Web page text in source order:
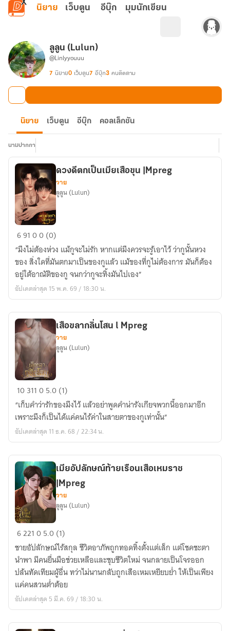
ข้ามไปยังเนื้อหาหลัก
นิยาย เว็บตูน อีบุ๊ก มุมนักเขียน
ลูลูน (Lulun)
@Linlyyouuu
7 นิยาย0 เว็บตูน7 อีบุ๊ก3 คนติดตาม
นิยาย เว็บตูน อีบุ๊ก คอลเล็กชัน
นามปากกา
ดวง
ดี
ตก
เป็น
เมีย
เสือ
|Mpreg
ดวงดีตกเป็นเมียเสือขุน |Mpreg
วาย
ลูลูน (Lulun)
69100 (0)
“มึงไม่ต้องห่วง แม้กูจะไม่รัก หากแต่มึงควรจะรู้เอาไว้ ว่ากูนั้นหวง
ของ สิ่งใดที่มันตกมาเป็นของกูแล้ว แม้ของที่กูไม่ต้องการ มันก็ต้อง
อยู่ใต้อาณัติของกู จนกว่ากูจะทิ้งมันไปเอง”
อัปเดตล่าสุด 15 พ.ค. 69 / 18:30 น.
เสือ
ขลา
กลิ่น
โสน
l
เสือขลากลิ่นโสน l Mpreg
วาย
ลูลูน (Lulun)
1031105.0 (1)
“เก็บคำว่ารักของมึงไว้ แล้วอย่าพูดคำน่ารังเกียจพวกนี้ออกมาอีก
เพราะมึงก็เป็นได้แค่คนไร้ค่าในสายตาของกูเท่านั้น”
อัปเดตล่าสุด 11 ธ.ค. 68 / 22:34 น.
เมีย
อัปลักษณ์
ท้าย
เรือน
เสือ
เหม
ราช
เมียอัปลักษณ์ท้ายเรือนเสือเหมราช
|Mpreg
วาย
ลูลูน (Lulun)
622105.0 (1)
ชายอัปลักษณ์ไร้สกุล ชีวิตอาภัพถูกทอดทิ้งตั้งแต่เล็ก แต่โชคชะตา
นำพา มีคนยื่นมือช่วยเหลือและชุบชีวิตใหม่ จนกลายเป็นโจรออก
ปล้นทัดเทียมผู้อื่น ทว่าไม่นานกลับถูกเสือเหมเหยียบย่ำ ให้เป็นเพียง
แค่คนสวนต่ำต้อย
อัปเดตล่าสุด 5 มี.ค. 69 / 18:30 น.